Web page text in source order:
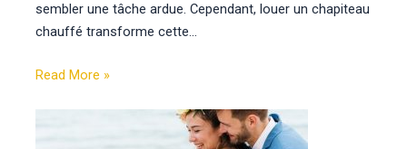
sembler une tâche ardue. Cependant, louer un chapiteau
chauffé transforme cette…
Read More »